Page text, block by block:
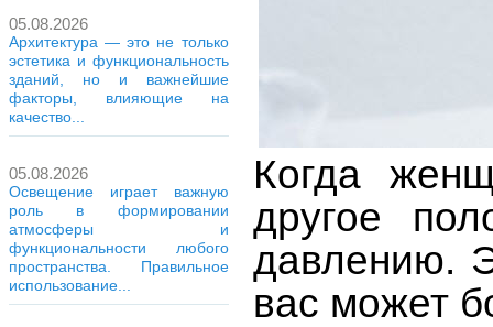
05.08.2026
Архитектура — это не только
эстетика и функциональность
зданий, но и важнейшие
факторы, влияющие на
качество...
05.08.2026
Освещение играет важную
роль в формировании
атмосферы и
функциональности любого
пространства. Правильное
использование...
Когда
другое
давлению.
вас может